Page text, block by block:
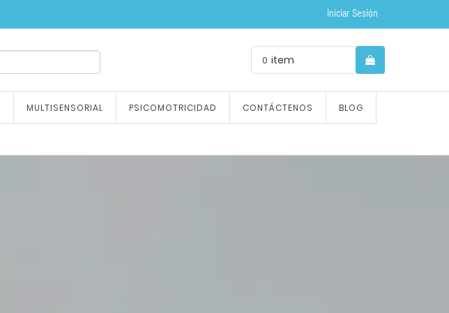
Iniciar Sesión
0 item
MULTISENSORIAL PSICOMOTRICIDAD CONTÁCTENOS BLOG